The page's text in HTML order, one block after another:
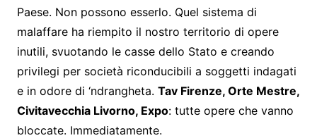
Paese. Non possono esserlo. Quel sistema di
malaffare ha riempito il nostro territorio di opere
inutili, svuotando le casse dello Stato e creando
privilegi per società riconducibili a soggetti indagati
e in odore di ‘ndrangheta. Tav Firenze, Orte Mestre,
Civitavecchia Livorno, Expo: tutte opere che vanno
bloccate. Immediatamente.